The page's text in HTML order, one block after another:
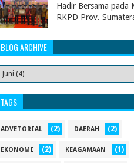
Hadir Bersama pada
RKPD Prov.
BLOG ARCHIVE
TAGS
ADVETORIAL (2) DAERAH (2)
EKONOMI (2) KEAGAMAAN (1)